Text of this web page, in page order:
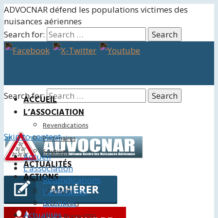
ADVOCNAR défend les populations victimes des
nuisances aériennes
Search for:
Search for:
ACCUEIL
L’ASSOCIATION
Revendications
Partenaires
Soutiens
ACTUALITÉS
ACTIONS
Juridiques
Événements
Skip to content
Accueil
L’association
Revendications
Partenaires
Soutiens
Actualités